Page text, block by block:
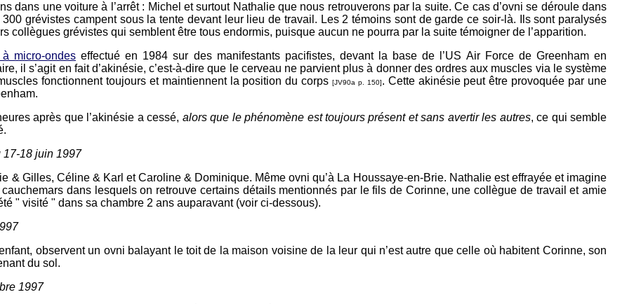
dans une voiture à l’arrêt : Michel et surtout Nathalie que nous retrouverons par la suite. Ce cas d’ovni se déroule dans
grévistes campent sous la tente devant leur lieu de travail. Les 2 témoins sont de garde ce soir-là. Ils sont paralysés
collègues grévistes qui semblent être tous endormis, puisque aucun ne pourra par la suite témoigner de l’apparition.
micro-ondeseffectué en 1984 sur des manifestants pacifistes, devant la base de l’US Air Force de Greenham en
il s’agit en fait d’akinésie, c’est-à-dire que le cerveau ne parvient plus à donner des ordres aux muscles via le système
fonctionnent toujours et maintiennent la position du corps[JV90a p. 150]. Cette akinésie peut être provoquée par une
après que l’akinésie a cessé, alors que le phénomène est toujours présent et sans avertir les autres, ce qui semble
17-18 juin 1997
& Gilles, Céline & Karl et Caroline & Dominique. Même ovni qu’à La Houssaye-en-Brie. Nathalie est effrayée et imagine
dans lesquels on retrouve certains détails mentionnés par le fils de Corinne, une collègue de travail et amie
" visité " dans sa chambre 2 ans auparavant (voir ci-dessous).
observent un ovni balayant le toit de la maison voisine de la leur qui n’est autre que celle où habitent Corinne, son
du sol.
1997